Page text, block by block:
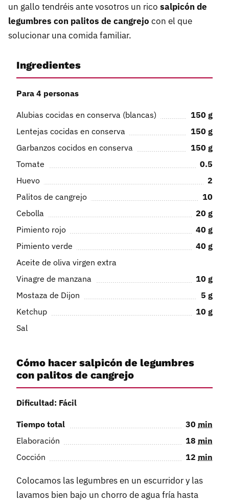
un gallo tendréis ante vosotros un rico salpicón de
legumbres con palitos de cangrejo con el que
solucionar una comida familiar.
Ingredientes
Para 4 personas
Alubias cocidas en conserva (blancas) 150 g
Lentejas cocidas en conserva
150 g
Garbanzos cocidos en conserva
150 g
Tomate
0.5
Huevo
2
Palitos de cangrejo
10
Cebolla
20 g
Pimiento rojo
40 g
Pimiento verde
40 g
Aceite de oliva virgen extra
Vinagre de manzana
10 g
Mostaza de Dijon
5 g
Ketchup
10 g
Sal
Cómo hacer salpicón de legumbres
con palitos de cangrejo
Dificultad: Fácil
Tiempo total 30 min
Elaboración
18 min
Cocción
12 min
Colocamos las legumbres en un escurridor y las
lavamos bien bajo un chorro de agua fría hasta